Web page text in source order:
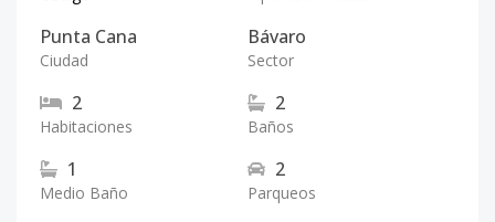
Punta Cana
Ciudad
Bávaro
Sector
2
Habitaciones
2
Baños
1
Medio Baño
2
Parqueos